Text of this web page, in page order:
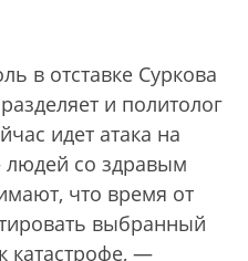
в отставке Суркова
и политолог
идет атака на
со здравым
что время от
выбранный
катастрофе, —